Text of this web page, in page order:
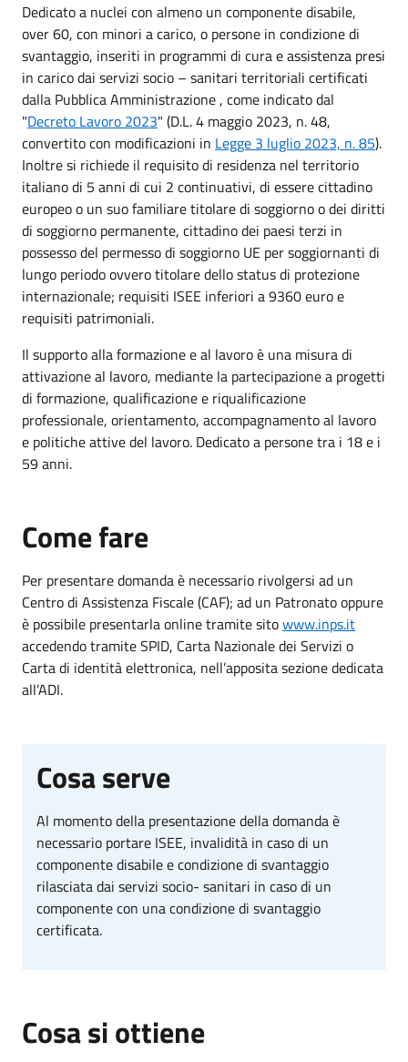
Dedicato a nuclei con almeno un componente disabile,
over 60, con minori a carico, o persone in condizione di
svantaggio, inseriti in programmi di cura e assistenza presi
in carico dai servizi socio – sanitari territoriali certificati
dalla Pubblica Amministrazione , come indicato dal
"Decreto Lavoro 2023" (D.L. 4 maggio 2023, n. 48,
convertito con modificazioni in Legge 3 luglio 2023, n. 85).
Inoltre si richiede il requisito di residenza nel territorio
italiano di 5 anni di cui 2 continuativi, di essere cittadino
europeo o un suo familiare titolare di soggiorno o dei diritti
di soggiorno permanente, cittadino dei paesi terzi in
possesso del permesso di soggiorno UE per soggiornanti di
lungo periodo ovvero titolare dello status di protezione
internazionale; requisiti ISEE inferiori a 9360 euro e
requisiti patrimoniali.
Il supporto alla formazione e al lavoro è una misura di
attivazione al lavoro, mediante la partecipazione a progetti
di formazione, qualificazione e riqualificazione
professionale, orientamento, accompagnamento al lavoro
e politiche attive del lavoro. Dedicato a persone tra i 18 e i
59 anni.
Come fare
Per presentare domanda è necessario rivolgersi ad un
Centro di Assistenza Fiscale (CAF); ad un Patronato oppure
è possibile presentarla online tramite sitowww.inps.it
accedendo tramite SPID, Carta Nazionale dei Servizi o
Carta di identità elettronica, nell’apposita sezione dedicata
all’ADI.
Cosa serve
Al momento della presentazione della domanda è
necessario portare ISEE, invalidità in caso di un
componente disabile e condizione di svantaggio
rilasciata dai servizi socio- sanitari in caso di un
componente con una condizione di svantaggio
certificata.
Cosa si ottiene